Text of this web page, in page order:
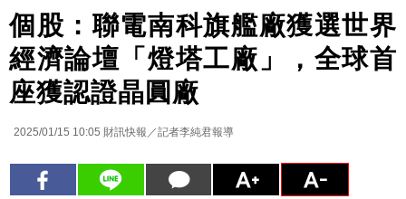
個股：聯電南科旗艦廠獲選世界
經濟論壇「燈塔工廠」，全球首
座獲認證晶圓廠
2025/01/15 10:05 財訊快報／記者李純君報導